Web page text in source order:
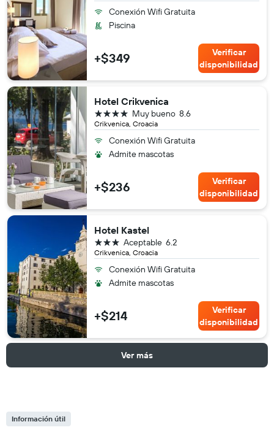
Conexión Wifi Gratuita
Piscina
+$349
Verificar
disponibilidad
Hotel Crikvenica
Crikvenica, Croacia
8.6
Muy bueno
4 estrellas
Conexión Wifi Gratuita
Admite mascotas
+$236
Verificar
disponibilidad
Hotel Kastel
Crikvenica, Croacia
6.2
Aceptable
3 estrellas
Conexión Wifi Gratuita
Admite mascotas
+$214
Verificar
disponibilidad
Ver más
Información útil